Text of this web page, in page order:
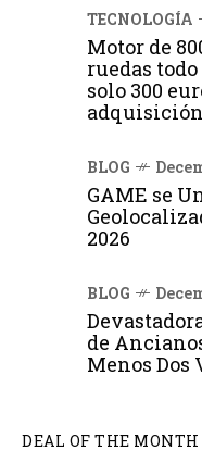
TECNOLOGÍA
Motor de
ruedas
solo 300
BLOG
GAME se
2026
BLOG
de
Menos Dos
DEAL OF THE MONTH